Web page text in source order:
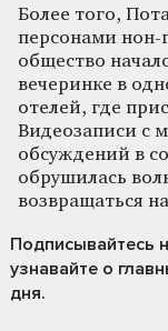
Более того,
персонами нон-
общество
вечеринке в
отелей, где
Видеозаписи с
обсуждений в
обрушилась
возвращаться
Подписывайтесь
узнавайте о
дня.